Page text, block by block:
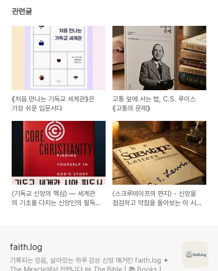
관련글
《처음 만나는 기독교 세계관》은
가장 쉬운 입문서다
고통 앞에 서는 법, C.S. 루이스
《고통의 문제》
〈기독교 신앙의 핵심〉 — 세계관
의 기초를 다지는 신앙인의 필독
〈스크루테이프의 편지〉 - 신앙을
점검하고 약점을 돌아보는 이 시
faith.log
기록되는 믿음, 살아있는 하루 감성 신앙 매거진 faith.log ✦